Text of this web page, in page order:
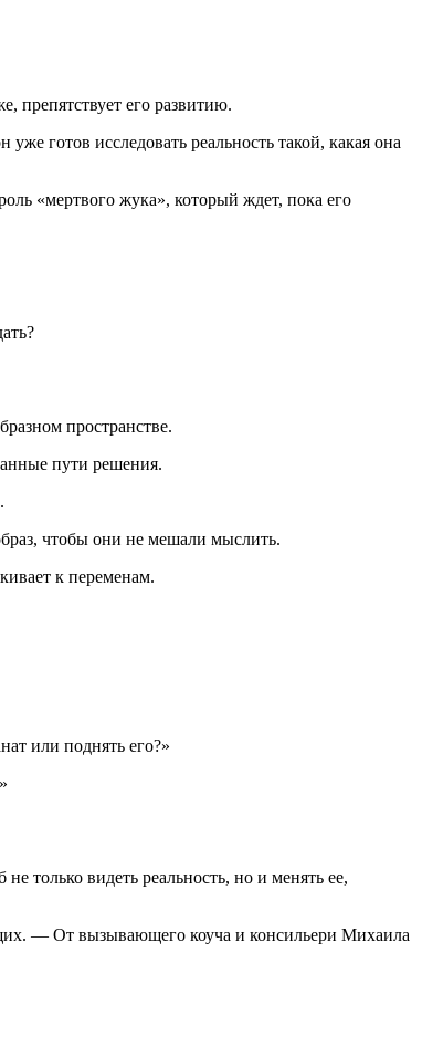
препятствует его развитию.
готов исследовать реальность такой, какая она
«мертвого жука», который ждет, пока его
пространстве.
пути решения.
чтобы они не мешали мыслить.
к переменам.
или поднять его?»
только видеть реальность, но и менять ее,
— От вызывающего коуча и консильери Михаила